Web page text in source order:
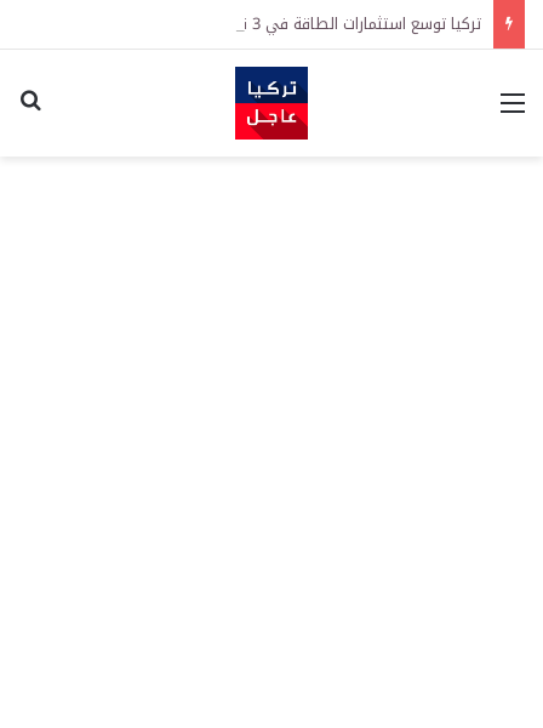
تركيا توسع استثمارات الطاقة في 3 قارات وتكشف هدفاً كبيراً
القائمة